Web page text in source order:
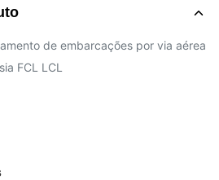
de embarcações por via aérea
FCL LCL